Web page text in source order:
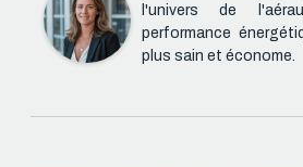
l'univers de
performance
plus sain et économe.